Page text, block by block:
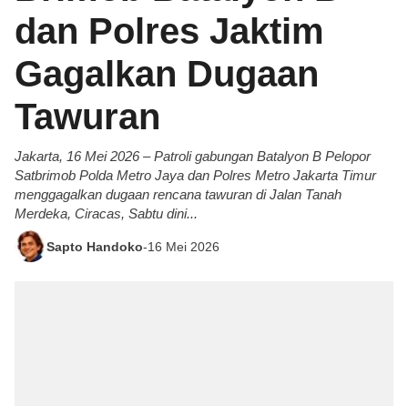
dan Polres Jaktim
Gagalkan Dugaan
Tawuran
Jakarta, 16 Mei 2026 – Patroli gabungan Batalyon B Pelopor
Satbrimob Polda Metro Jaya dan Polres Metro Jakarta Timur
menggagalkan dugaan rencana tawuran di Jalan Tanah
Merdeka, Ciracas, Sabtu dini...
Sapto Handoko-16 Mei 2026